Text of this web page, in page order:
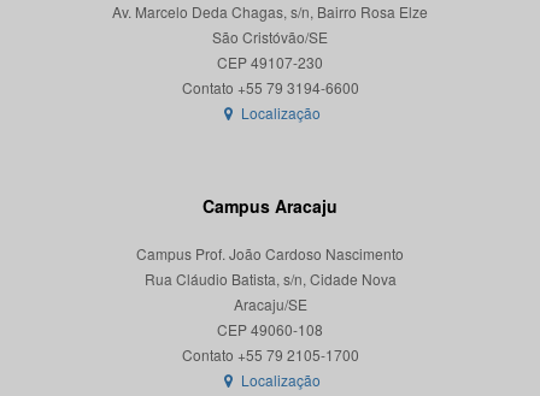
Av. Marcelo Deda Chagas, s/n, Bairro Rosa Elze
São Cristóvão/SE
CEP 49107-230
Localização
Campus Aracaju
Campus Prof. João Cardoso Nascimento
Rua Cláudio Batista, s/n, Cidade Nova
Aracaju/SE
CEP 49060-108
Localização